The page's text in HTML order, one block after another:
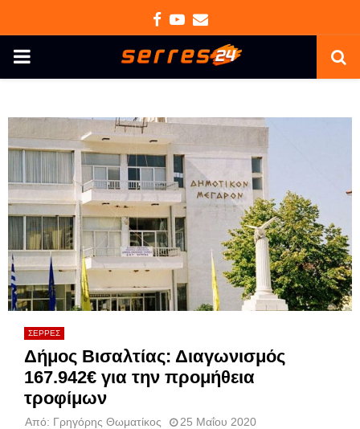
Facebook
Youtube
Email
PRIMARY
ΣΕΡΡΕΣ
Δήμος Βισαλτίας: Διαγωνισμός
167.942€ για την προμήθεια
τροφίμων
Από: Γρηγόρης Θωματίκος 25 Μαΐου 2020